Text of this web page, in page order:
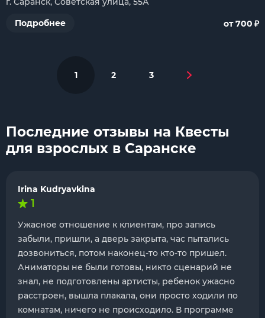
Подробнее
от 700 ₽
1 2 3
Последние отзывы на Квесты
для взрослых в Саранске
Irina Kudryavkina
1
Ужасное отношение к клиентам, про запись
забыли, пришли, а дверь закрыта, час пытались
дозвониться, потом наконец-то кто-то пришел.
Аниматоры не были готовы, никто сценарий не
знал, не подготовлены артисты, ребенок ужасно
расстроен, вышла плакала, они просто ходили по
комнатам, ничего не происходило. В программе